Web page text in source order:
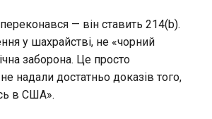
— він ставить 214(b).
у шахрайстві, не «чорний
заборона. Це просто
надали достатньо доказів того,
в США».